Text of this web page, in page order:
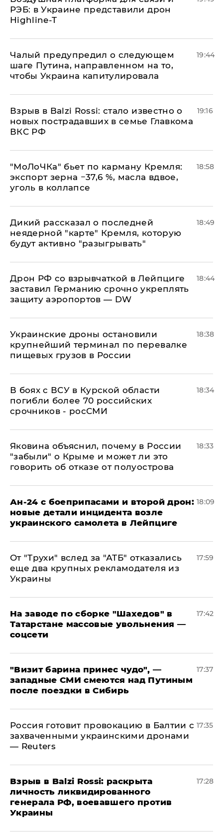
РЭБ: в Украине представили дрон
Highline-T
Чалый предупредил о следующем
шаге Путина, направленном на то,
чтобы Украина капитулировала
19:44
Взрыв в Balzi Rossi: стало известно о
новых пострадавших в семье Главкома
ВКС РФ
19:16
​"МоЛоЧКа" бьет по карману Кремля:
экспорт зерна −37,6 %, масла вдвое,
уголь в коллапсе
18:58
Дикий рассказал о последней
неядерной "карте" Кремля, которую
будут активно "разыгрывать"
18:49
​Дрон РФ со взрывчаткой в Лейпциге
заставил Германию срочно укреплять
защиту аэропортов — DW
18:44
Украинские дроны остановили
крупнейший терминал по перевалке
пищевых грузов в России
18:38
В боях с ВСУ в Курской области
погибли более 70 российских
срочников - росСМИ
18:34
Яковина объяснил, почему в России
"забыли" о Крыме и может ли это
говорить об отказе от полуострова
18:33
Ан-24 с боеприпасами и второй дрон:
новые детали инцидента возле
украинского самолета в Лейпциге
18:09
От "Трухи" вслед за "АТБ" отказались
еще два крупных рекламодателя из
Украины
17:59
На заводе по сборке "Шахедов" в
Татарстане массовые увольнения —
соцсети
17:42
"Визит барина принес чудо", —
западные СМИ смеются над Путиным
после поездки в Сибирь
17:37
​Россия готовит провокацию в Балтии с
захваченными украинскими дронами
— Reuters
17:35
​Взрыв в Balzi Rossi: раскрыта
личность ликвидированного
генерала РФ, воевавшего против
Украины
17:28